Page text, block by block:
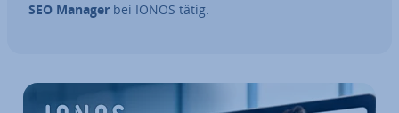
SEO Manager bei IONOS tätig.
Zum Hauptmenü